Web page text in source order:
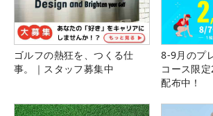
ゴルフの熱狂を、つくる仕
事。｜スタッフ募集中
8-9月のプ
コース限
配布中！